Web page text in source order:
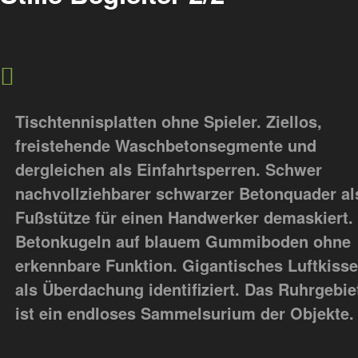
Tischtennisplatten ohne Spieler. Ziellos,
freistehende Waschbetonsegmente und
dergleichen als Einfahrtsperren. Schwer
nachvollziehbarer schwarzer Betonquader
Fußstütze für einen Handwerker demaskiert.
Betonkugeln auf blauem Gummiboden ohne
erkennbare Funktion. Gigantisches
als Überdachung identifiziert. Das
ist ein endloses Sammelsurium der Objekte.